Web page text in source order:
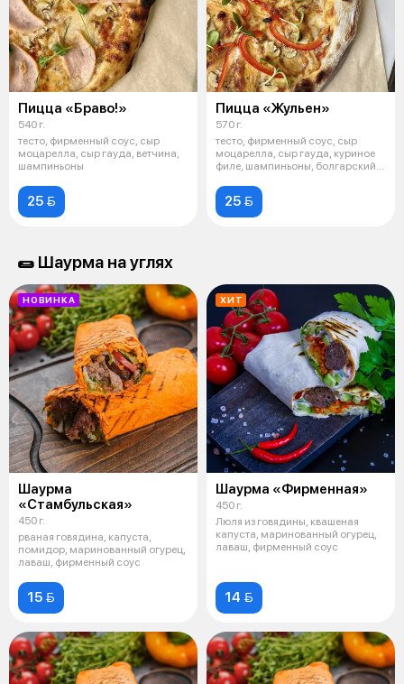
Пицца «Браво!»
540 г.
тесто, фирменный соус, сыр
моцарелла, сыр гауда, ветчина,
шампиньоны
25 
Пицца «Жульен»
570 г.
тесто, фирменный соус, сыр
моцарелла, сыр гауда, куриное
филе, шампиньоны, болгарский
25 
🌯 Шаурма на углях
НОВИНКА
Шаурма
«Стамбульская»
450 г.
рваная говядина, капуста,
помидор, маринованный огурец,
лаваш, фирменный соус
15 
ХИТ
Шаурма «Фирменная»
450 г.
Люля из говядины, квашеная
капуста, маринованный огурец,
лаваш, фирменный соус
14 